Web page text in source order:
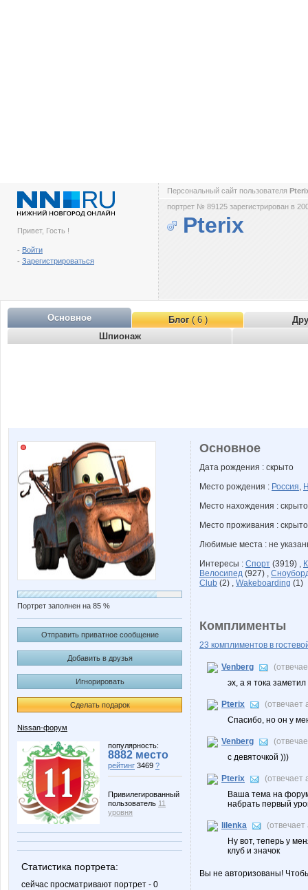
Привет, Гость !
- Войти
- Зарегистрироваться
Персональный сайт пользователя
портрет № 89125 зарегистрирован в
Pterix
Основное Блог( 6 )
Шпионаж
Портрет заполнен на 85 %
Отправить приватное сообщение
Добавить в друзья
Игнорировать
Сделать подарок
Nissan-форум
популярность:
8882 место
рейтинг 3469 ?
Привилегированный
пользователь 11
уровня
Статистика портрета:
сейчас просматривают портрет - 0
Основное
Дата рождения : скрыто
Место рождения : Россия,
Место нахождения : скрыто
Место проживания : скрыто
Любимые места : не
Интересы : Спорт (3919) ,
Велосипед (927) ,
Club (2) , Wakeboarding (1)
Комплименты
23 комплиментов в
Venberg
эх, а я тока заметил
Pterix
(отвечает
Спасибо, но он у
Venberg
с девяточкой )))
Pterix
(отвечает
Ваша тема на
набрать первый
lilenka
Ну вот, теперь у
клуб и значок
Вы не авторизованы!